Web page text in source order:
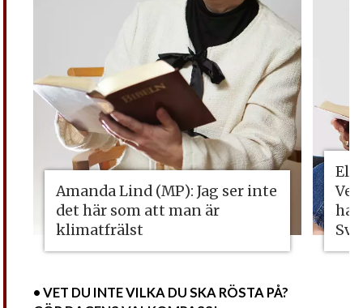
Amanda Lind (MP): Jag ser inte
det här som att man är
klimatfrälst
ha
• VET DU INTE VILKA DU SKA RÖSTA PÅ?